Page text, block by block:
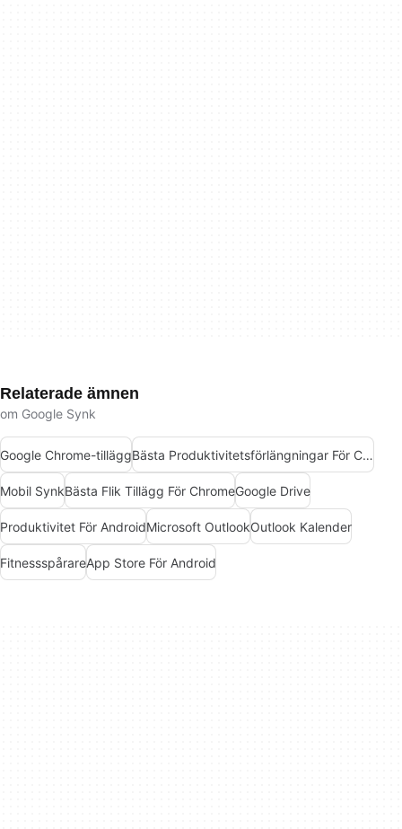
Relaterade ämnen
om Google Synk
Google Chrome-tillägg Bästa Produktivitetsförlängningar För Chrome
Mobil SynkBästa Flik Tillägg För ChromeGoogle Drive
Produktivitet För AndroidMicrosoft OutlookOutlook Kalender
FitnessspårareApp Store För Android